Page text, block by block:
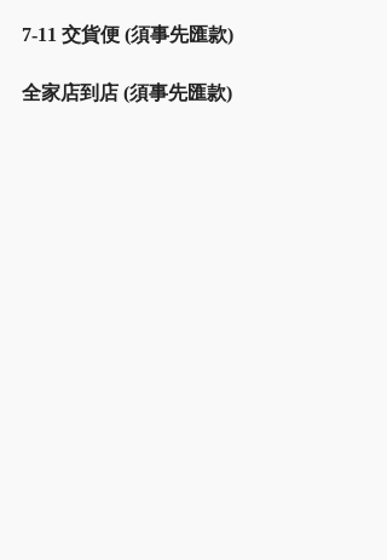
7-11 交貨便 (須事先匯款)
全家店到店 (須事先匯款)